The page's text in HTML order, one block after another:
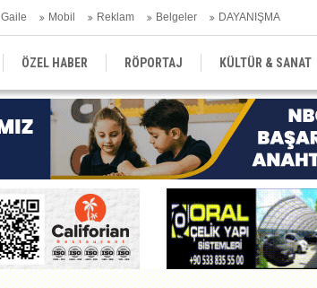
Gaile Mobil Reklam Belgeler DAYANIŞMA
ÖZEL HABER RÖPORTAJ KÜLTÜR & SANAT
YEREL YÖNETİM DERGİLER SEKTÖR